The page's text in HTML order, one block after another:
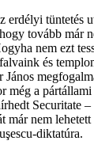
erdélyi tüntetés
tovább már
nem ezt
és
még a
Securitate
már nem
diktatúra.